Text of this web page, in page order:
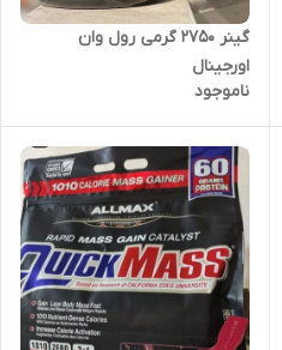
گینر ۲۷۵۰ گرمی رول وان
اورجینال
ناموجود